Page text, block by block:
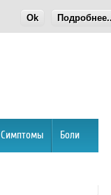
Ok
Симптомы Боли